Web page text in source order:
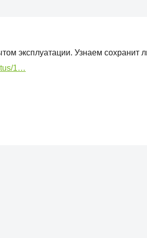
эксплуатации. Узнаем сохранит
1…